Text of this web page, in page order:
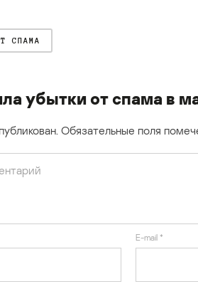
СПАМА
убытки от спама в
Обязательные поля
E-mail *